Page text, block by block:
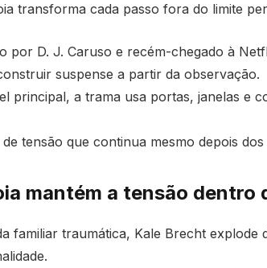
transforma cada passo fora do limite
por D. J. Caruso e recém-chegado à
suspense a partir da observação.
principal, a trama usa portas, janelas e
tensão que continua mesmo depois
mantém a tensão dentro
familiar traumática, Kale Brecht explode